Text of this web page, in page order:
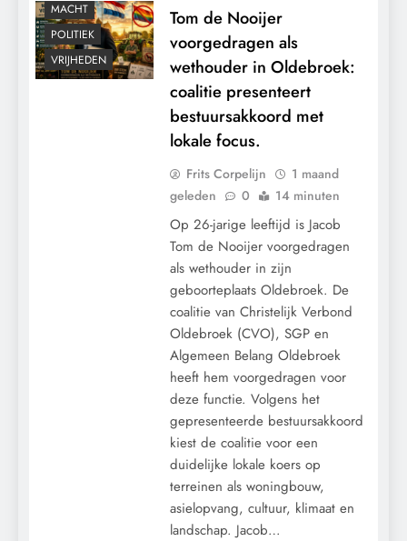
MACHT
POLITIEK
VRIJHEDEN
Tom de Nooijer
voorgedragen als
wethouder in Oldebroek:
coalitie presenteert
bestuursakkoord met
lokale focus.
Frits Corpelijn
1 maand
geleden
0 14 minuten
Op 26-jarige leeftijd is Jacob
Tom de Nooijer voorgedragen
als wethouder in zijn
geboorteplaats Oldebroek. De
coalitie van Christelijk Verbond
Oldebroek (CVO), SGP en
Algemeen Belang Oldebroek
heeft hem voorgedragen voor
deze functie. Volgens het
gepresenteerde bestuursakkoord
kiest de coalitie voor een
duidelijke lokale koers op
terreinen als woningbouw,
asielopvang, cultuur, klimaat en
landschap. Jacob…